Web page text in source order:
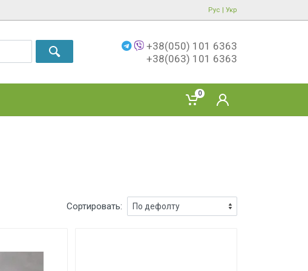
Рус | Укр
+38(050) 101 6363
+38(063) 101 6363
0
Сортировать: